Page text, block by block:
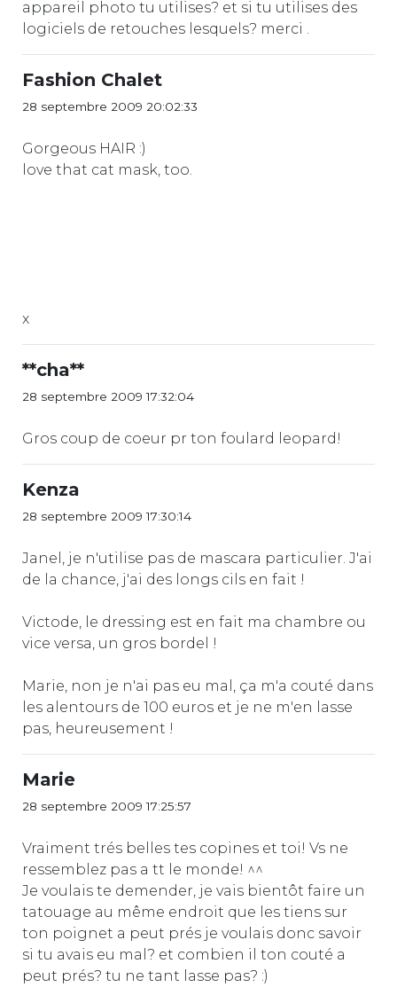
appareil photo tu utilises? et si tu utilises des
logiciels de retouches lesquels? merci .
Fashion Chalet
28 septembre 2009 20:02:33
Gorgeous HAIR :)
love that cat mask, too.
x
**cha**
28 septembre 2009 17:32:04
Gros coup de coeur pr ton foulard leopard!
Kenza
28 septembre 2009 17:30:14
Janel, je n'utilise pas de mascara particulier. J'ai
de la chance, j'ai des longs cils en fait !
Victode, le dressing est en fait ma chambre ou
vice versa, un gros bordel !
Marie, non je n'ai pas eu mal, ça m'a couté dans
les alentours de 100 euros et je ne m'en lasse
pas, heureusement !
Marie
28 septembre 2009 17:25:57
Vraiment trés belles tes copines et toi! Vs ne
ressemblez pas a tt le monde! ^^
Je voulais te demender, je vais bientôt faire un
tatouage au même endroit que les tiens sur
ton poignet a peut prés je voulais donc savoir
si tu avais eu mal? et combien il ton couté a
peut prés? tu ne tant lasse pas? :)